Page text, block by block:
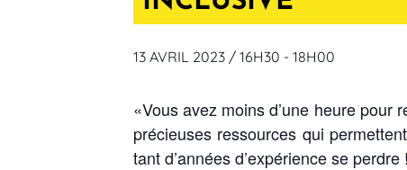
13 AVRIL 2023 / 16H30 - 18H00
«Vous avez moins d’une heure pour
précieuses ressources qui
tant d’années d’expérience se perdre